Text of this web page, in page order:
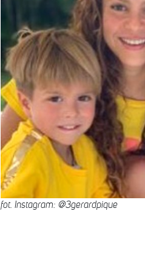
fot. Instagram: @3gerardpique